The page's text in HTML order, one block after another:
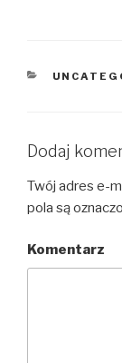
Dodaj
Twój adres e-
pola są
Komentarz